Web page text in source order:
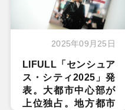
2025年09月25日
LIFULL「センシュア
ス・シティ2025」発
表。大都市中心部が
上位独占。地方都市